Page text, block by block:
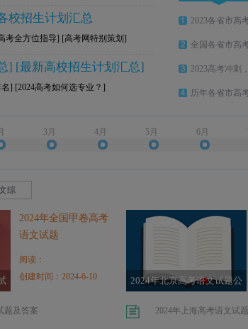
校招生计划汇总
考全方位指导] [高考网特别策划]
] [最新高校招生计划汇总]
] [2024高考如何选专业？]
2023各省市高
全国各省市高
2023高考冲刺
历年各省市高
3月 4月 5月 6月
综
2024年全国甲卷高考
语文试题
阅读：
创建时间：2024-6-10
题及答案
2024年北京高考语文试题公
2024年上海高考语文试